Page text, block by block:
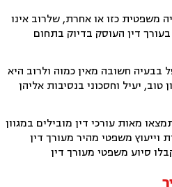
משפטית כזו או אחרת, שלרוב אינו
דין העוסק בדיוק בתחום
בבעיה חשובה מאין כמוה ולרוב היא
יעיל וחסכוני בנסיבות אליהן
מאות עורכי דין מובילים במגוון
וייעוץ משפטי מהיר מעורך דין
סיוע משפטי מעורך דין